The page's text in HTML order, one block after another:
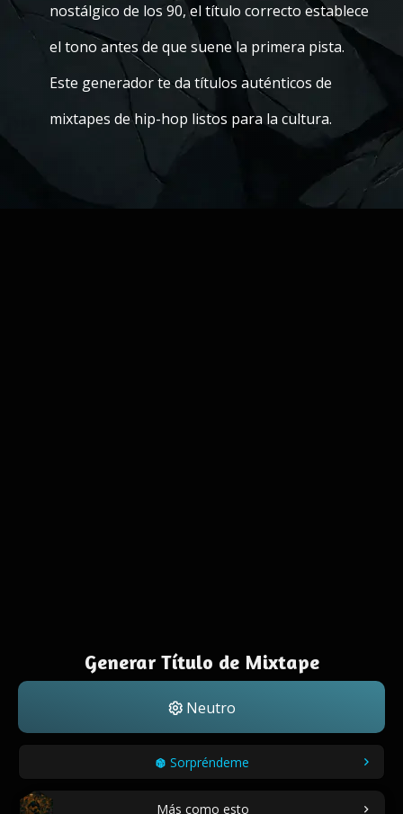
nostálgico de los 90, el título correcto establece
el tono antes de que suene la primera pista.
Este generador te da títulos auténticos de
mixtapes de hip-hop listos para la cultura.
Generar Título de Mixtape
Neutro
Sorpréndeme
Más como esto